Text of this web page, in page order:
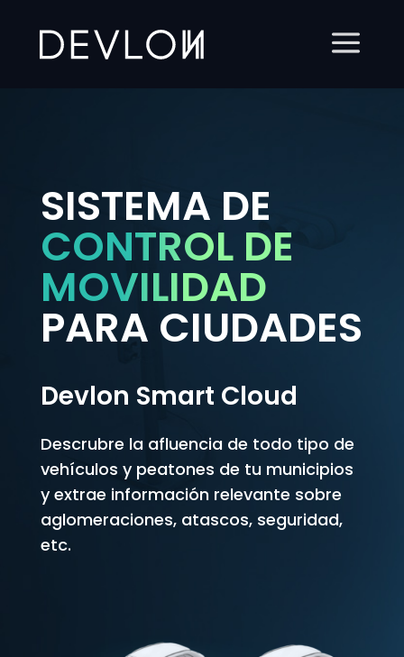
SISTEMA DE
CONTROL DE
MOVILIDAD
PARA CIUDADES
Devlon Smart Cloud
Descrubre la afluencia de todo tipo de
vehículos y peatones de tu municipios
y extrae información relevante sobre
aglomeraciones, atascos, seguridad,
etc.